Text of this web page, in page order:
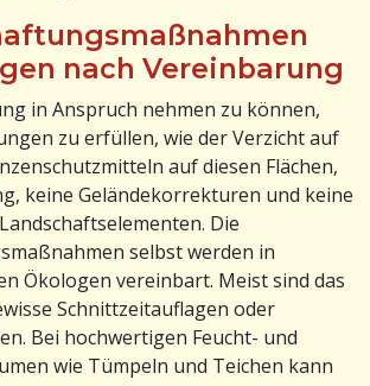
nach Vereinbarung
in Anspruch nehmen zu können,
zu erfüllen, wie der Verzicht auf
auf diesen Flächen,
keine Geländekorrekturen und keine
Die
selbst werden in
Ökologen vereinbart. Meist sind das
Schnittzeitauflagen oder
Bei hochwertigen Feucht- und
wie Tümpeln und Teichen kann